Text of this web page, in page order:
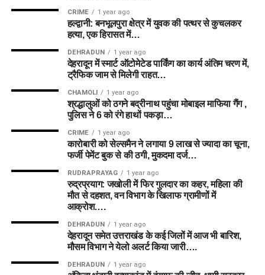
विकटकीपर (WK):Natasha Wraith
बल्लेबाज (BAT):E Jones, Grace Scrivens
ऑलराउंडर (ALL): Amelia Kerr
, Hayley Matthews, Nat Sciver-Brunt, GA
गेंदबाज (BOWL):Alana King, A Stonehouse, M Taylor
9. फैंटेसी जीत के लिए विशेष टिप्स (Pro
Fantasy Tips)
टॉस के बाद अपडेट: टॉस के बाद (Lineups Out) अंतिम प्लेइंग
11 जरूर चेक करें। यदि कोई खिलाड़ी मैच नहीं खेल रहा है तो
तुरंत अपनी फैंटेसी टीम अपडेट करें।
ऑलराउंडर्स पर ध्यान दें:द हंड्रेड फॉर्मेट में उन ऑलराउंडरों को
प्राथमिकता दें जो टॉप-4 में बल्लेबाजी करते हैं और कम से कम
15-20 गेंदें फेंकते हैं।
CRIME 1 year ago
हल्द्वानी: बनभूलपुरा क्षेत्र में युवक की पत्थर से कुचलकर
हत्या, एक हिरासत में…
DEHRADUN 1 year ago
देहरादून में स्मार्ट ऑटोमेटेड पार्किंग का कार्य अंतिम चरण में,
ट्रैफिक जाम से मिलेगी राहत…
CHAMOLI 1 year ago
श्रद्धालुओं को ठगने बद्रीनाथ पहुंचा मोबाइल माफिया गैंग ,
पुलिस ने 6 को रंगे हाथों पकड़ा…
CRIME 1 year ago
कारोबारी को सेल्समैन ने लगाया 9 लाख से ज्यादा का चूना,
फर्जी पेमेंट बुक से की ठगी, मुकदमा दर्ज…
RUDRAPRAYAG 1 year ago
रुद्रप्रयाग: जखोली में फिर गुलदार का कहर, महिला की
मौत से दहशत, वन विभाग के खिलाफ ग्रामीणों में
आक्रोश….
DEHRADUN 1 year ago
देहरादून समेत उत्तराखंड के कई जिलों में आज भी बारिश,
मौसम विभाग ने येलो अलर्ट किया जारी….
DEHRADUN 1 year ago